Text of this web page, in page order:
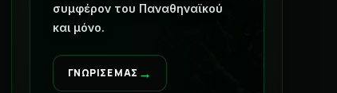
συμφέρον του Παναθηναϊκού
και μόνο.
ΓΝΩΡΙΣΕ ΜΑΣ →